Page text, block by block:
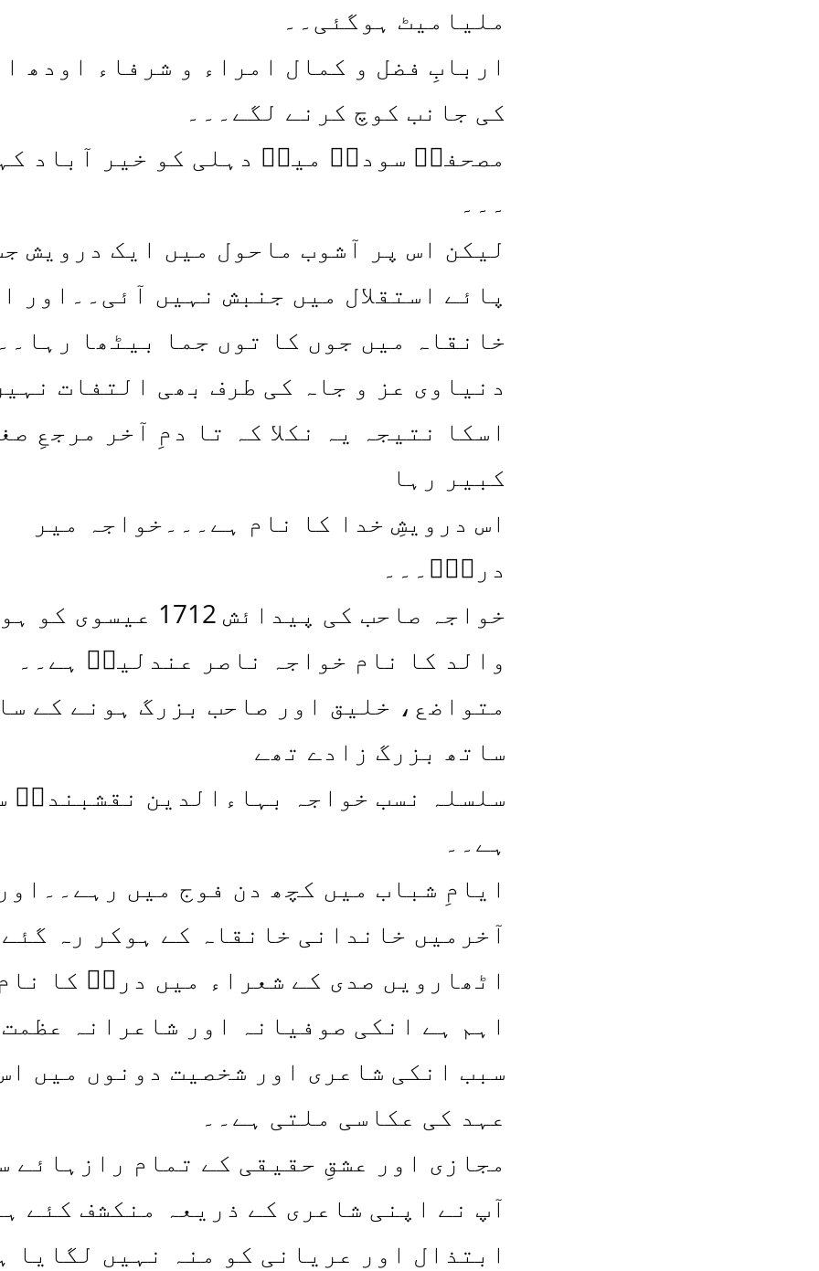
ملیامیٹ ہوگئی۔۔
اربابِ فضل و کمال امراء و شرفاء اودھ
کی جانب کوچ کرنے لگے۔۔۔
مصحفیؔ سوداؔ میرؔ دہلی کو خیر آباد
۔۔۔
لیکن اس پر آشوب ماحول میں ایک درویش
پائے استقلال میں جنبش نہیں آئی۔۔اور
خانقاہ میں جوں کا توں جما بیٹھا رہا۔۔
دنیاوی عز و جاہ کی طرف بھی التفات
اسکا نتیجہ یہ نکلا کہ تا دمِ آخر مرجعِ
کبیر رہا
اس درویشِ خدا کا نام ہے۔۔۔خواجہ میر
دردؔؒ۔۔۔
خواجہ صاحب کی پیدائش 1712
والد کا نام خواجہ ناصر عندلیبؔ ہے۔۔
متواضع، خلیق اور صاحب بزرگ ہونے کے
ساتھ بزرگ زادے تھے
سلسلہ نسب خواجہ بہاءالدین نقشبندیؒ
ہے۔۔
ایامِ شباب میں کچھ دن فوج میں رہے۔۔اور
آخرمیں خاندانی خانقاہ کے ہوکر رہ
اٹھارویں صدی کے شعراء میں دردؔ کا
اہم ہے انکی صوفیانہ اور شاعرانہ
سبب انکی شاعری اور شخصیت دونوں میں
عہد کی عکاسی ملتی ہے۔۔
مجازی اور عشقِ حقیقی کے تمام رازہائے
آپ نے اپنی شاعری کے ذریعہ منکشف کئے
ابتذال اور عریانی کو منہ نہیں لگایا